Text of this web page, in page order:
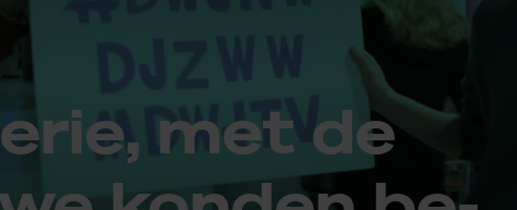
met de